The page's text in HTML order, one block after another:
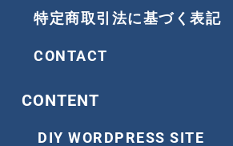
特定商取引法に基づく表記
CONTACT
CONTENT
DIY WORDPRESS SITE